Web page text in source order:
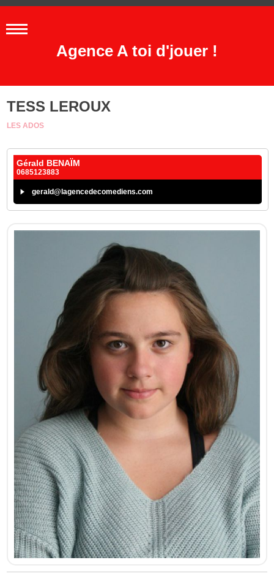
Agence A toi d'jouer !
TESS LEROUX
LES ADOS
Gérald BENAÏM
0685123883
gerald@lagencedecomediens.com